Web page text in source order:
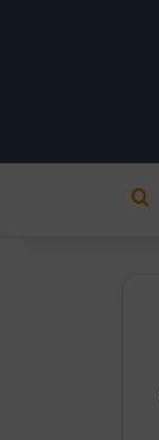
تغییر پوسته
جستجو برای